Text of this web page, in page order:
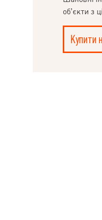
об’єкти з
Купити